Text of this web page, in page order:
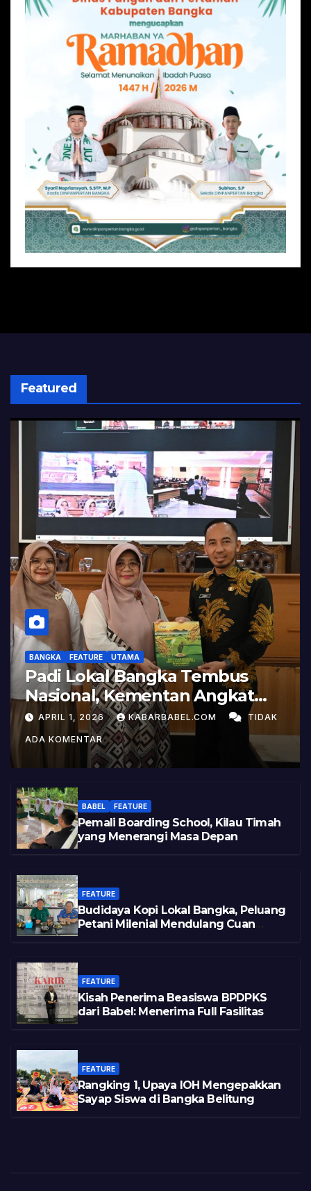
Featured
BANGKA FEATURE UTAMA
Padi Lokal Bangka Tembus
Nasional, Kementan Angkat
Kisah Sukses Pelepasan
Varietas
APRIL 1, 2026 KABARBABEL.COM TIDAK
ADA KOMENTAR
BABEL FEATURE
Pemali Boarding School, Kilau Timah
yang Menerangi Masa Depan
FEATURE
Budidaya Kopi Lokal Bangka, Peluang
Petani Milenial Mendulang Cuan
FEATURE
Kisah Penerima Beasiswa BPDPKS
dari Babel: Menerima Full Fasilitas
FEATURE
Rangking 1, Upaya IOH Mengepakkan
Sayap Siswa di Bangka Belitung